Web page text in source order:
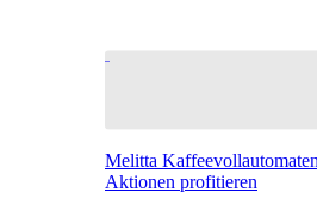
Melitta
Aktionen profitieren